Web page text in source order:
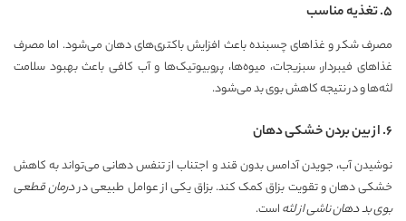
۵. تغذیه مناسب
مصرف شکر و غذاهای چسبنده باعث افزایش باکتری‌های دهان می‌شود. اما مصرف
غذاهای فیبردار، سبزیجات، میوه‌ها، پروبیوتیک‌ها و آب کافی باعث بهبود سلامت
لثه‌ها و در نتیجه کاهش بوی بد می‌شود.
۶. از بین بردن خشکی دهان
نوشیدن آب، جویدن آدامس بدون قند و اجتناب از تنفس دهانی می‌تواند به کاهش
خشکی دهان و تقویت بزاق کمک کند. بزاق یکی از عوامل طبیعی دردرمان قطعی
بوی بد دهان ناشی از لثهاست.